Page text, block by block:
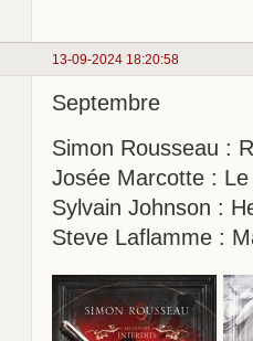
13-09-2024 18:20:58
Septembre
Simon Rousseau :
Josée Marcotte :
Sylvain Johnson :
Steve Laflamme :